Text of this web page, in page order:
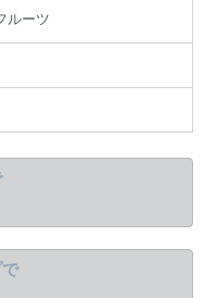
ルーツ